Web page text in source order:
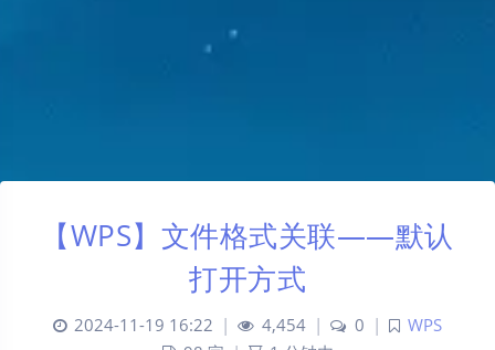
【WPS】文件格式关联——默认
打开方式
2024-11-19 16:22 | 4,454 | 0 |
WPS